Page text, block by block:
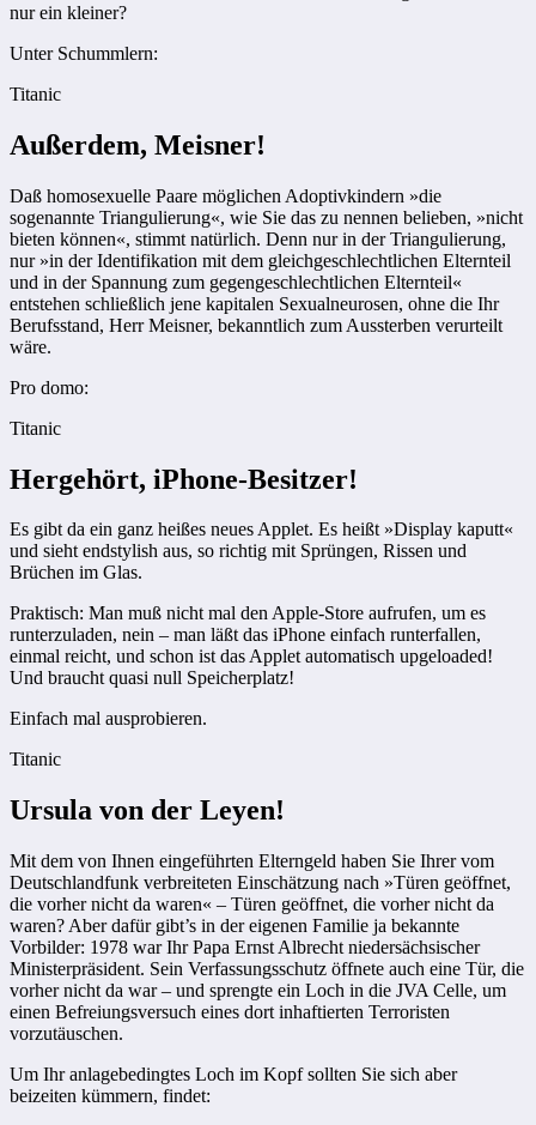
nur ein kleiner?
Unter Schummlern:
Titanic
Außerdem, Meisner!
Daß homosexuelle Paare möglichen Adoptivkindern »die
sogenannte Triangulierung«, wie Sie das zu nennen belieben, »nicht
bieten können«, stimmt natürlich. Denn nur in der Triangulierung,
nur »in der Identifikation mit dem gleichgeschlechtlichen Elternteil
und in der Spannung zum gegengeschlechtlichen Elternteil«
entstehen schließlich jene kapitalen Sexualneurosen, ohne die Ihr
Berufsstand, Herr Meisner, bekanntlich zum Aussterben verurteilt
wäre.
Pro domo:
Titanic
Hergehört, iPhone-Besitzer!
Es gibt da ein ganz heißes neues Applet. Es heißt »Display kaputt«
und sieht endstylish aus, so richtig mit Sprüngen, Rissen und
Brüchen im Glas.
Praktisch: Man muß nicht mal den Apple-Store aufrufen, um es
runterzuladen, nein – man läßt das iPhone einfach runterfallen,
einmal reicht, und schon ist das Applet automatisch upgeloaded!
Und braucht quasi null Speicherplatz!
Einfach mal ausprobieren.
Titanic
Ursula von der Leyen!
Mit dem von Ihnen eingeführten Elterngeld haben Sie Ihrer vom
Deutschlandfunk verbreiteten Einschätzung nach »Türen geöffnet,
die vorher nicht da waren« – Türen geöffnet, die vorher nicht da
waren? Aber dafür gibt’s in der eigenen Familie ja bekannte
Vorbilder: 1978 war Ihr Papa Ernst Albrecht niedersächsischer
Ministerpräsident. Sein Verfassungsschutz öffnete auch eine Tür, die
vorher nicht da war – und sprengte ein Loch in die JVA Celle, um
einen Befreiungsversuch eines dort inhaftierten Terroristen
vorzutäuschen.
Um Ihr anlagebedingtes Loch im Kopf sollten Sie sich aber
beizeiten kümmern, findet: